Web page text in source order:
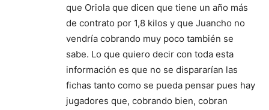
que Oriola que dicen que tiene un año más
de contrato por 1,8 kilos y que Juancho no
vendría cobrando muy poco también se
sabe. Lo que quiero decir con toda esta
información es que no se dispararían las
fichas tanto como se pueda pensar pues hay
jugadores que, cobrando bien, cobran